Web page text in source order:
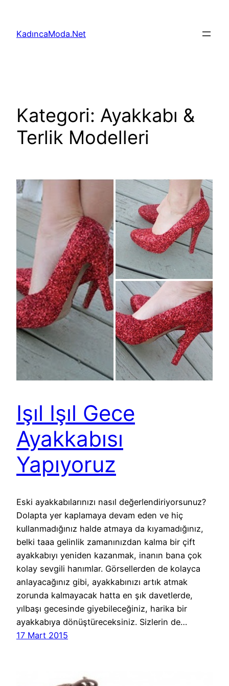
KadıncaModa.Net
Kategori: Ayakkabı &
Terlik Modelleri
Işıl Işıl Gece
Ayakkabısı
Yapıyoruz
Eski ayakkabılarınızı nasıl değerlendiriyorsunuz?
Dolapta yer kaplamaya devam eden ve hiç
kullanmadığınız halde atmaya da kıyamadığınız,
belki taaa gelinlik zamanınızdan kalma bir çift
ayakkabıyı yeniden kazanmak, inanın bana çok
kolay sevgili hanımlar. Görsellerden de kolayca
anlayacağınız gibi, ayakkabınızı artık atmak
zorunda kalmayacak hatta en şık davetlerde,
yılbaşı gecesinde giyebileceğiniz, harika bir
ayakkabıya dönüştüreceksiniz. Sizlerin de…
17 Mart 2015